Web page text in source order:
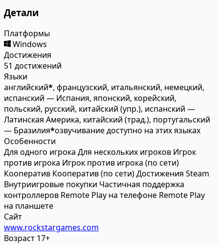
Детали
Платформы
Windows
Достижения
51 достижений
Языки
английский*, французский, итальянский, немецкий,
испанский — Испания, японский, корейский,
польский, русский, китайский (упр.), испанский —
Латинская Америка, китайский (трад.), португальский
— Бразилия*озвучивание доступно на этих языках
Особенности
Для одного игрока Для нескольких игроков Игрок
против игрока Игрок против игрока (по сети)
Кооператив Кооператив (по сети)Достижения Steam
Внутриигровые покупки Частичная поддержка
контроллеров Remote Play на телефоне Remote Play
на планшете
Сайт
www.rockstargames.com
Возраст 17+